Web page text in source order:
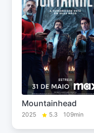
Mountainhead
2025 5.3 109min